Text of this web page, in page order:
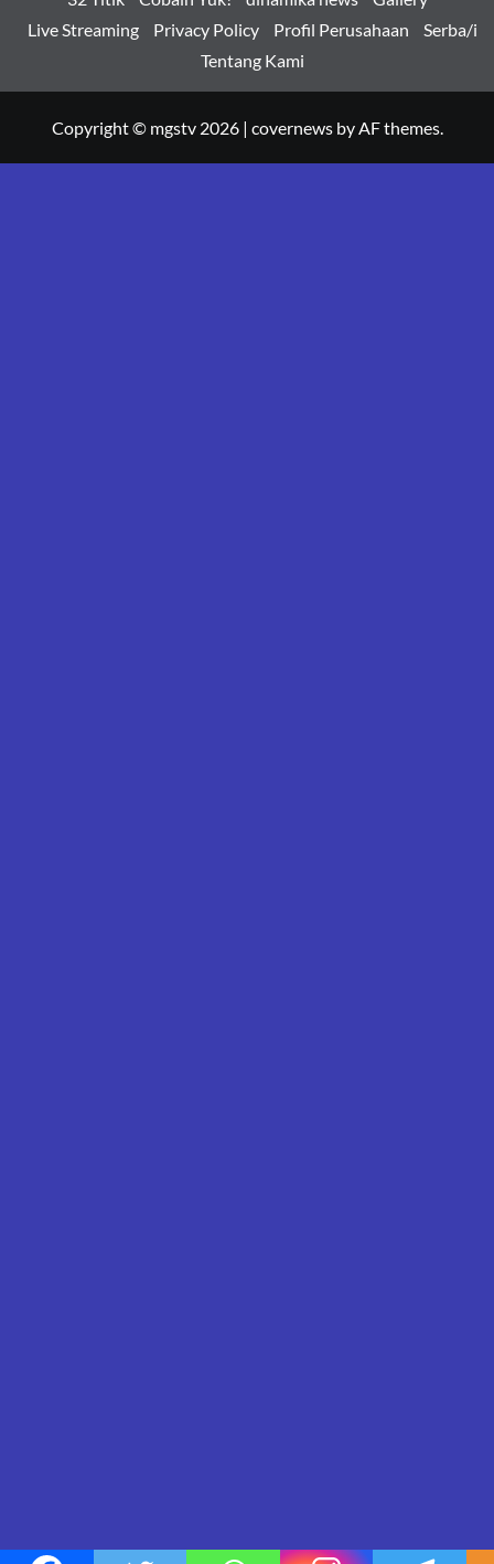
Live Streaming
Privacy Policy Profil Perusahaan
Serba/i
Tentang Kami
Copyright © mgstv 2026 | covernewsby AF themes.